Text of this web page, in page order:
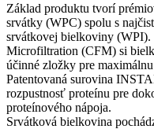
Základ produktu tvorí
srvátky (WPC) spolu s
srvátkovej bielkoviny
Microfiltration (CFM) si
účinné zložky pre
Patentovaná surovina
rozpustnosť proteínu pre
proteínového nápoja.
Srvátková bielkovina